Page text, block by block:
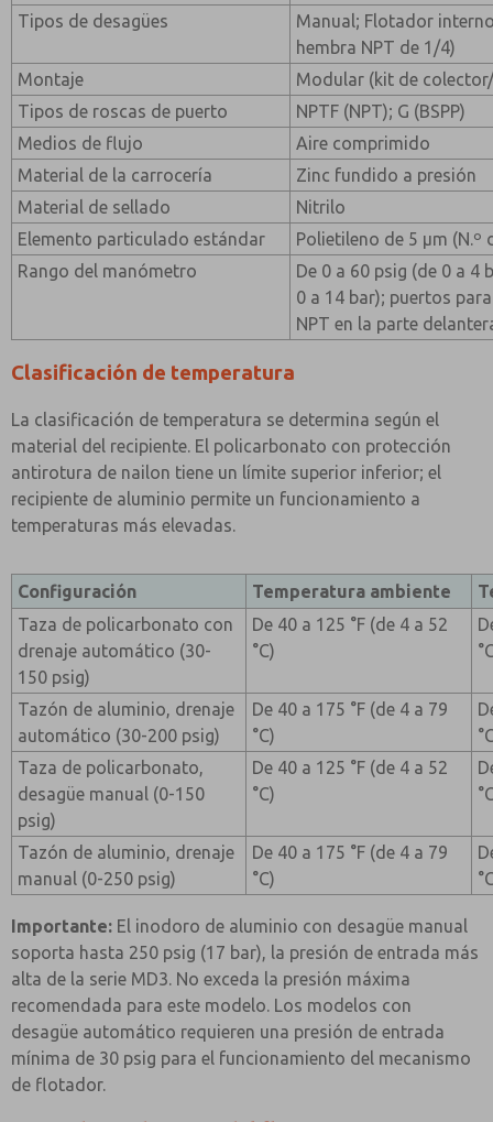
Tipos de desagües
Manual; Flotador
hembra NPT de 1/4)
Montaje
Modular (kit de
Tipos de roscas de puerto
NPTF (NPT); G (BSPP)
Medios de flujo
Aire comprimido
Material de la carrocería
Zinc fundido a presión
Material de sellado
Nitrilo
Elemento particulado estándar
Polietileno de 5 µm (N.º
Rango del manómetro
De 0 a 60 psig (de 0 a 4
0 a 14 bar); puertos
NPT en la parte
Clasificación de temperatura
La clasificación de temperatura se determina según el
material del recipiente. El policarbonato con protección
antirotura de nailon tiene un límite superior inferior; el
recipiente de aluminio permite un funcionamiento a
temperaturas más elevadas.
Configuración Temperatura ambiente
Taza de policarbonato con
drenaje automático (30-
150 psig)
De 40 a 125 °F (de 4 a 52
°C)
Tazón de aluminio, drenaje
automático (30-200 psig)
De 40 a 175 °F (de 4 a 79
°C)
Taza de policarbonato,
desagüe manual (0-150
psig)
De 40 a 125 °F (de 4 a 52
°C)
Tazón de aluminio, drenaje
manual (0-250 psig)
De 40 a 175 °F (de 4 a 79
°C)
Importante: El inodoro de aluminio con desagüe manual
soporta hasta 250 psig (17 bar), la presión de entrada más
alta de la serie MD3. No exceda la presión máxima
recomendada para este modelo. Los modelos con
desagüe automático requieren una presión de entrada
mínima de 30 psig para el funcionamiento del mecanismo
de flotador.